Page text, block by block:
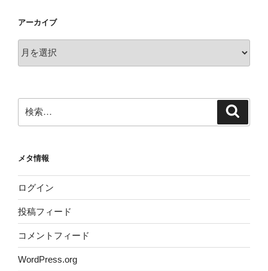
アーカイブ
ー
索:
メタ情報
ログイン
投稿フィード
コメントフィード
WordPress.org